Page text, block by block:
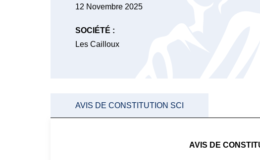
12 Novembre 2025
SOCIÉTÉ :
Les Cailloux
AVIS DE CONSTITUTION SCI
AVIS DE